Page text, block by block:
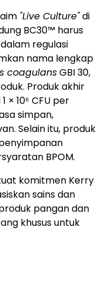
"Live Culture"di
BC30™ harus
regulasi
nama lengkap
coagulansGBI 30,
Produk akhir
× 10⁶ CFU per
simpan,
Selain itu, produk
BPOM.
komitmen Kerry
sains dan
pangan dan
khusus untuk